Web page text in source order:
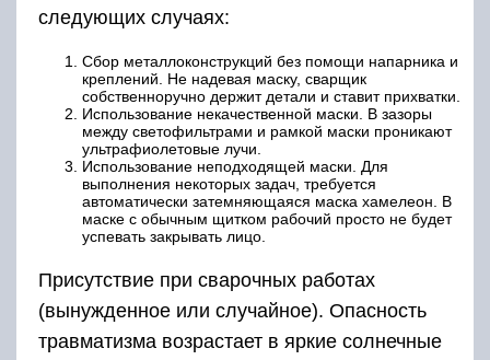
следующих случаях:
Сбор металлоконструкций без помощи напарника и
креплений. Не надевая маску, сварщик
собственноручно держит детали и ставит прихватки.
Использование некачественной маски. В зазоры
между светофильтрами и рамкой маски проникают
ультрафиолетовые лучи.
Использование неподходящей маски. Для
выполнения некоторых задач, требуется
автоматически затемняющаяся маска хамелеон. В
маске с обычным щитком рабочий просто не будет
успевать закрывать лицо.
Присутствие при сварочных работах
(вынужденное или случайное). Опасность
травматизма возрастает в яркие солнечные